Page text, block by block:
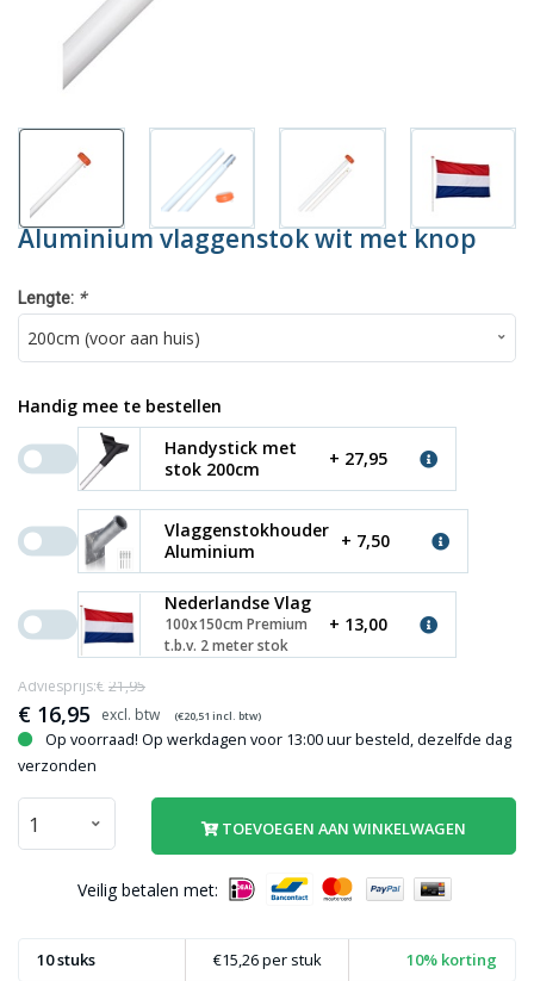
Aluminium vlaggenstok wit met knop
Lengte: *
Handig mee te bestellen
Handystick met
stok 200cm
+ 27,95
Vlaggenstokhouder
Aluminium
+ 7,50
Nederlandse Vlag
100x150cm Premium
t.b.v. 2 meter stok
+ 13,00
€ 16,95 (€20,51 incl. btw)
Adviesprijs:€ 21,95
Op voorraad! Op werkdagen voor 13:00 uur besteld, dezelfde dag
verzonden
TOEVOEGEN AAN WINKELWAGEN
Veilig betalen met:
10 stuks €15,26per stuk 10% korting